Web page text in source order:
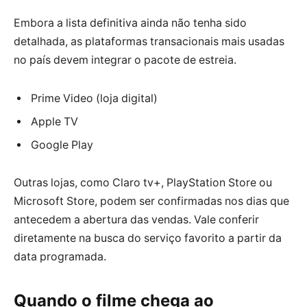
Embora a lista definitiva ainda não tenha sido
detalhada, as plataformas transacionais mais usadas
no país devem integrar o pacote de estreia.
Prime Video (loja digital)
Apple TV
Google Play
Outras lojas, como Claro tv+, PlayStation Store ou
Microsoft Store, podem ser confirmadas nos dias que
antecedem a abertura das vendas. Vale conferir
diretamente na busca do serviço favorito a partir da
data programada.
Quando o filme chega ao